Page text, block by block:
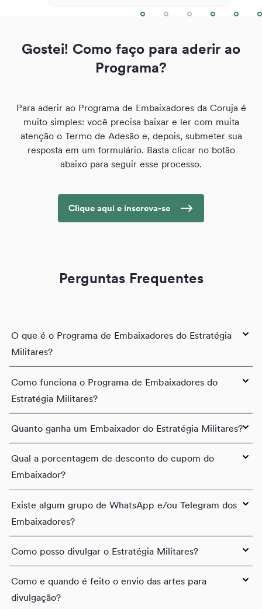
Gostei! Como faço para aderir ao
Programa?
Para aderir ao Programa de Embaixadores da Coruja é
muito simples: você precisa baixar e ler com muita
atenção o Termo de Adesão e, depois, submeter sua
resposta em um formulário. Basta clicar no botão
abaixo para seguir esse processo.
Clique aqui e inscreva-se
Perguntas Frequentes
O que é o Programa de Embaixadores do Estratégia
Militares?
Como funciona o Programa de Embaixadores do
Estratégia Militares?
Quanto ganha um Embaixador do Estratégia Militares?
Qual a porcentagem de desconto do cupom do
Embaixador?
Existe algum grupo de WhatsApp e/ou Telegram dos
Embaixadores?
Como posso divulgar o Estratégia Militares?
Como e quando é feito o envio das artes para
divulgação?